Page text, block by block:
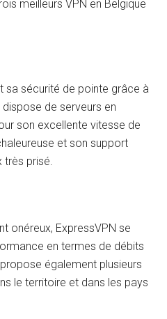
meilleurs VPN en Belgique
sa sécurité de pointe grâce à
de serveurs en
son excellente vitesse de
et son support
prisé.
onéreux, ExpressVPN se
en termes de débits
également plusieurs
le territoire et dans les pays